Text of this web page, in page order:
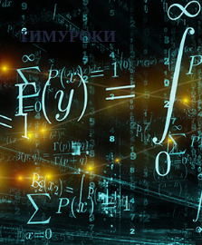
ТИМУРОКИ